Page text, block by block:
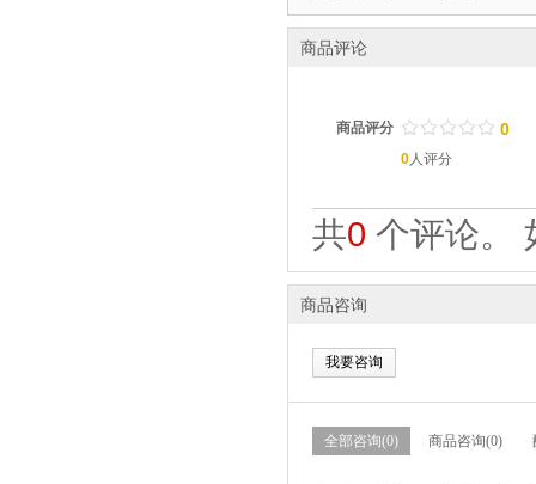
商品评论
商品评分 / / / / /
. . . . . 0
0人评分
共0 个评论。
商品咨询
我要咨询
全部咨询(0) 商品咨询(0)